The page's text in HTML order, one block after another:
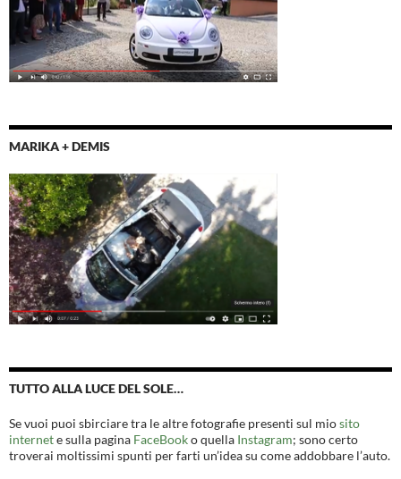
MARIKA + DEMIS
TUTTO ALLA LUCE DEL SOLE…
Se vuoi puoi sbirciare tra le altre fotografie presenti sul miosito
internete sulla pagina FaceBooko quella Instagram; sono certo
troverai moltissimi spunti per farti un’idea su come addobbare l’auto.